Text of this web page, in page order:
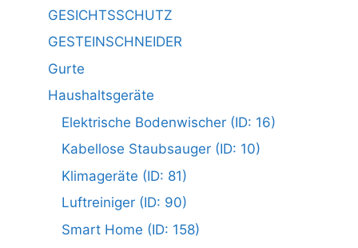
GESICHTSSCHUTZ
GESTEINSCHNEIDER
Gurte
Haushaltsgeräte
Elektrische Bodenwischer (ID: 16)
Kabellose Staubsauger (ID: 10)
Klimageräte (ID: 81)
Luftreiniger (ID: 90)
Smart Home (ID: 158)